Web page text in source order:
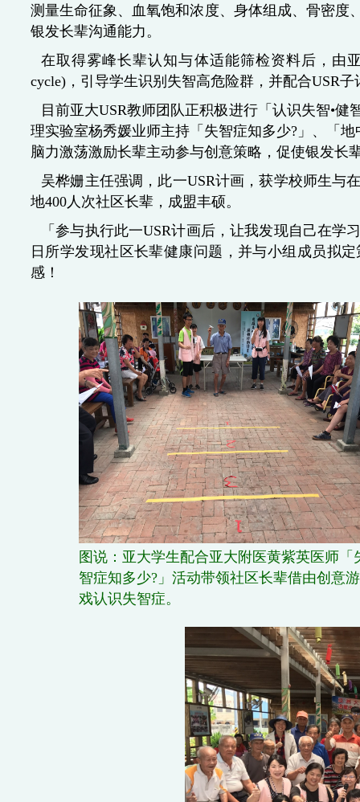
测量生命征象、血氧饱和浓度、身体组成、骨密度
银发长辈沟通能力。
在取得雾峰长辈认知与体适能筛检资料后，由
cycle)，引导学生识别失智高危险群，并配合USR
目前亚大USR教师团队正积极进行「认识失智•
理实验室杨秀媛业师主持「失智症知多少?」、「
脑力激荡激励长辈主动参与创意策略，促使银发长
吴桦姗主任强调，此一USR计画，获学校师生与
地400人次社区长辈，成盟丰硕。
「参与执行此一USR计画后，让我发现自己在
日所学发现社区长辈健康问题，并与小组成员拟
感！
图说：亚大学生配合亚大附医黄紫英医师「
智症知多少?」活动带领社区长辈借由创意游
戏认识失智症。